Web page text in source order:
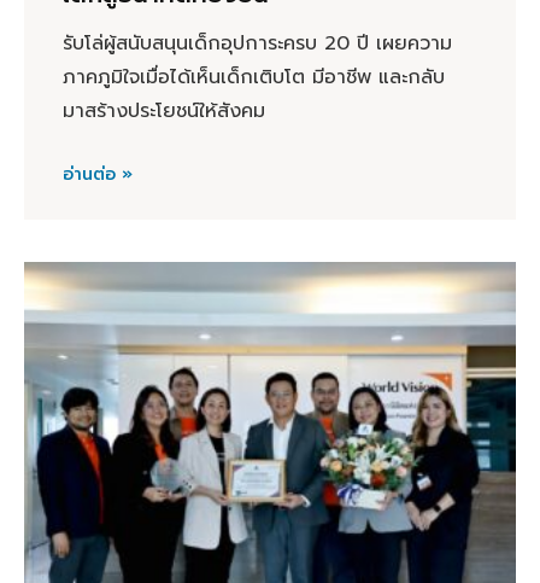
รับโล่ผู้สนับสนุนเด็กอุปการะครบ 20 ปี เผยความ
ภาคภูมิใจเมื่อได้เห็นเด็กเติบโต มีอาชีพ และกลับ
มาสร้างประโยชน์ให้สังคม
อ่านต่อ »